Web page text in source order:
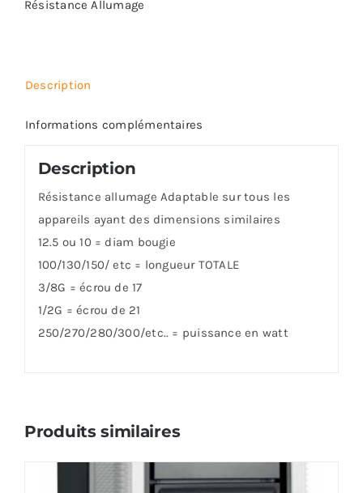
Résistance Allumage
Description
Informations complémentaires
Description
Résistance allumage Adaptable sur tous les
appareils ayant des dimensions similaires
12.5 ou 10 = diam bougie
100/130/150/ etc = longueur TOTALE
3/8G = écrou de 17
1/2G = écrou de 21
250/270/280/300/etc.. = puissance en watt
Produits similaires